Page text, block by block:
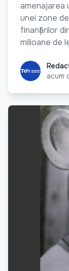
amenajarea
unei zone
finanțărilor
milioane de
Redacția
acum